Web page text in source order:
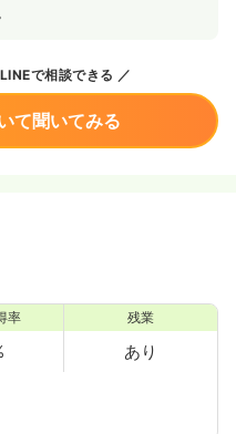
で相談できる
て聞いてみる
率 残業
あり